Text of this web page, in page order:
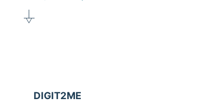
DIGIT2ME